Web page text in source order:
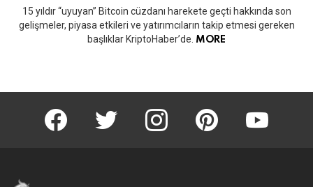
15 yıldır “uyuyan” Bitcoin cüzdanı harekete geçti hakkında son
gelişmeler, piyasa etkileri ve yatırımcıların takip etmesi gereken
başlıklar KriptoHaber’de. MORE
KriptoHaber Facebook
KriptoHaber TwitterKriptoHaber Instagram
pinterest KriptoHaber